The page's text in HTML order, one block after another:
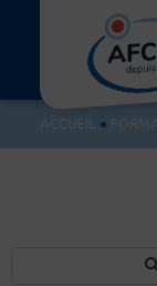
ACCUEIL ●